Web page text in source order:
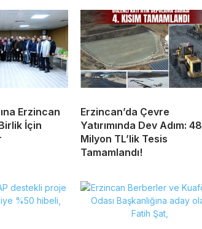
Erzincan
İçin
Erzincan’da Çevre
Yatırımında Dev Adım: 48
Milyon TL’lik Tesis
Tamamlandı!